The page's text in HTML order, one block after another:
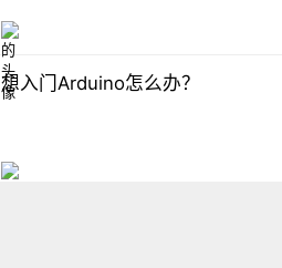
想入门Arduino怎么办？